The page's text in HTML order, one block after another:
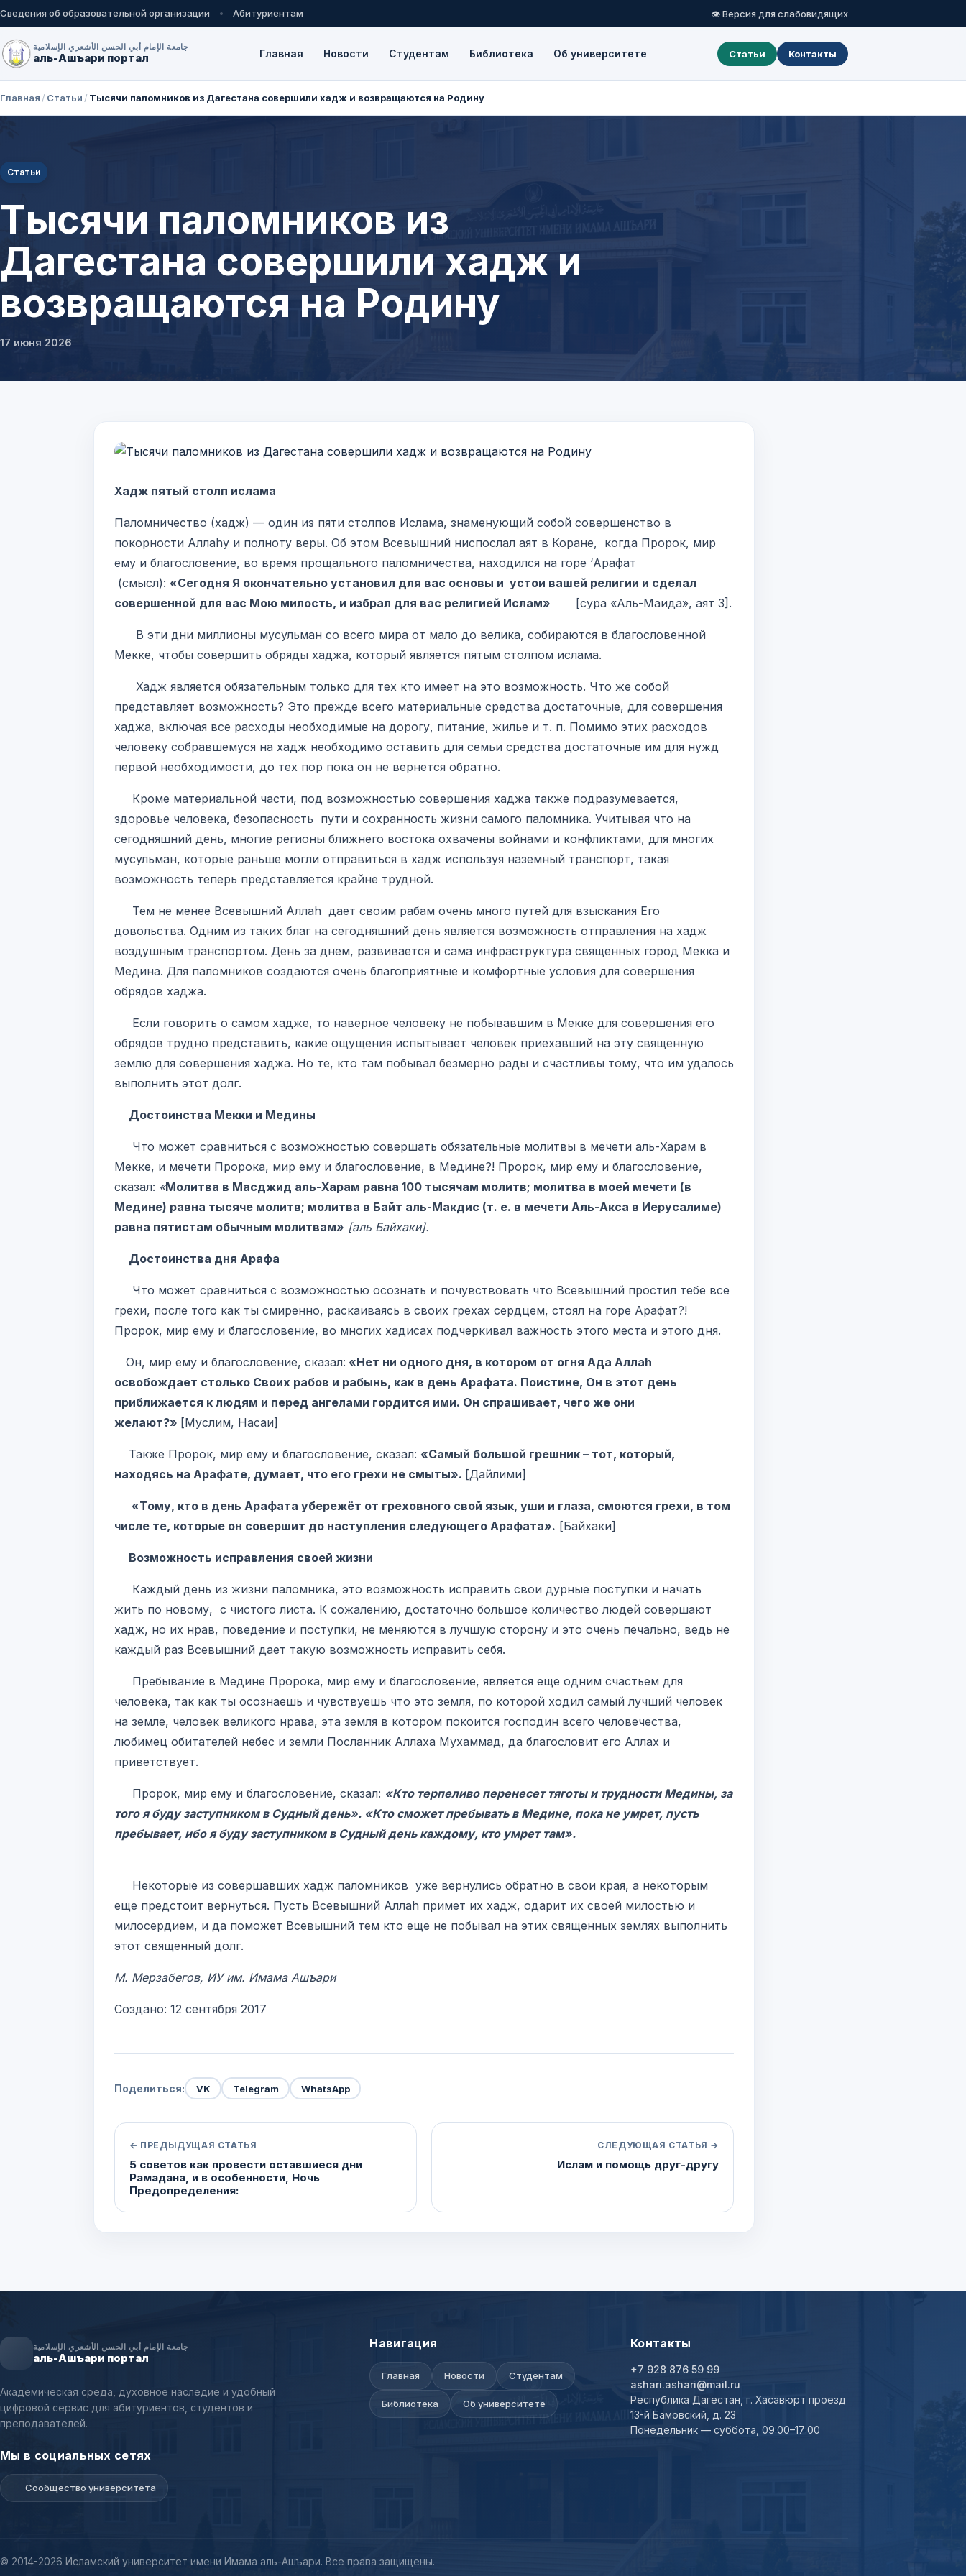
Сведения об образовательной организации Абитуриентам 👁 Версия для слабовидящих
جامعة الإمام أبي الحسن الأشعري الإسلامية
аль-Ашъари портал Главная Новости Студентам Библиотека Об университете Статьи Контакты
Главная / Статьи / Тысячи паломников из Дагестана совершили хадж и возвращаются на Родину
Статьи
Тысячи паломников из
Дагестана совершили хадж и
возвращаются на Родину
17 июня 2026
Хадж пятый столп ислама
Паломничество (хадж) — один из пяти столпов Ислама, знаменующий собой совершенство в
покорности Аллаhу и полноту веры. Об этом Всевышний ниспослал аят в Коране, когда Пророк, мир
ему и благословение, во время прощального паломничества, находился на горе ‘Арафат
(смысл): «Сегодня Я окончательно установил для вас основы и устои вашей религии и сделал
совершенной для вас Мою милость, и избрал для вас религией Ислам» [сура «Аль-Маида», аят 3].
В эти дни миллионы мусульман со всего мира от мало до велика, собираются в благословенной
Мекке, чтобы совершить обряды хаджа, который является пятым столпом ислама.
Хадж является обязательным только для тех кто имеет на это возможность. Что же собой
представляет возможность? Это прежде всего материальные средства достаточные, для совершения
хаджа, включая все расходы необходимые на дорогу, питание, жилье и т. п. Помимо этих расходов
человеку собравшемуся на хадж необходимо оставить для семьи средства достаточные им для нужд
первой необходимости, до тех пор пока он не вернется обратно.
Кроме материальной части, под возможностью совершения хаджа также подразумевается,
здоровье человека, безопасность пути и сохранность жизни самого паломника. Учитывая что на
сегодняшний день, многие регионы ближнего востока охвачены войнами и конфликтами, для многих
мусульман, которые раньше могли отправиться в хадж используя наземный транспорт, такая
возможность теперь представляется крайне трудной.
Тем не менее Всевышний Аллаh дает своим рабам очень много путей для взыскания Его
довольства. Одним из таких благ на сегодняшний день является возможность отправления на хадж
воздушным транспортом. День за днем, развивается и сама инфраструктура священных город Мекка и
Медина. Для паломников создаются очень благоприятные и комфортные условия для совершения
обрядов хаджа.
Если говорить о самом хадже, то наверное человеку не побывавшим в Мекке для совершения его
обрядов трудно представить, какие ощущения испытывает человек приехавший на эту священную
землю для совершения хаджа. Но те, кто там побывал безмерно рады и счастливы тому, что им удалось
выполнить этот долг.
Достоинства Мекки и Медины
Что может сравниться с возможностью совершать обязательные молитвы в мечети аль-Харам в
Мекке, и мечети Пророка, мир ему и благословение, в Медине?! Пророк, мир ему и благословение,
сказал: «Молитва в Масджид аль-Харам равна 100 тысячам молитв; молитва в моей мечети (в
Медине) равна тысяче молитв; молитва в Байт аль-Макдис (т. е. в мечети Аль-Акса в Иерусалиме)
равна пятистам обычным молитвам» [аль Байхаки].
Достоинства дня Арафа
Что может сравниться с возможностью осознать и почувствовать что Всевышний простил тебе все
грехи, после того как ты смиренно, раскаиваясь в своих грехах сердцем, стоял на горе Арафат?!
Пророк, мир ему и благословение, во многих хадисах подчеркивал важность этого места и этого дня.
Он, мир ему и благословение, сказал: «Нет ни одного дня, в котором от огня Ада Аллаh
освобождает столько Своих рабов и рабынь, как в день Арафата. Поистине, Он в этот день
приближается к людям и перед ангелами гордится ими. Он спрашивает, чего же они
желают?» [Муслим, Насаи]
Также Пророк, мир ему и благословение, сказал: «Самый большой грешник – тот, который,
находясь на Арафате, думает, что его грехи не смыты». [Дайлими]
«Тому, кто в день Арафата убережёт от греховного свой язык, уши и глаза, смоются грехи, в том
числе те, которые он совершит до наступления следующего Арафата». [Байхаки]
Возможность исправления своей жизни
Каждый день из жизни паломника, это возможность исправить свои дурные поступки и начать
жить по новому, с чистого листа. К сожалению, достаточно большое количество людей совершают
хадж, но их нрав, поведение и поступки, не меняются в лучшую сторону и это очень печально, ведь не
каждый раз Всевышний дает такую возможность исправить себя.
Пребывание в Медине Пророка, мир ему и благословение, является еще одним счастьем для
человека, так как ты осознаешь и чувствуешь что это земля, по которой ходил самый лучший человек
на земле, человек великого нрава, эта земля в котором покоится господин всего человечества,
любимец обитателей небес и земли Посланник Аллаха Мухаммад, да благословит его Аллах и
приветствует.
Пророк, мир ему и благословение, сказал: «Кто терпеливо перенесет тяготы и трудности Медины, за
того я буду заступником в Судный день». «Кто сможет пребывать в Медине, пока не умрет, пусть
пребывает, ибо я буду заступником в Судный день каждому, кто умрет там».
Некоторые из совершавших хадж паломников уже вернулись обратно в свои края, а некоторым
еще предстоит вернуться. Пусть Всевышний Аллаh примет их хадж, одарит их своей милостью и
милосердием, и да поможет Всевышний тем кто еще не побывал на этих священных землях выполнить
этот священный долг.
М. Мерзабегов, ИУ им. Имама Ашъари
Создано: 12 сентября 2017
Поделиться: VK Telegram WhatsApp
← ПРЕДЫДУЩАЯ СТАТЬЯ
5 советов как провести оставшиеся дни
Рамадана, и в особенности, Ночь
Предопределения:
СЛЕДУЮЩАЯ СТАТЬЯ →
Ислам и помощь друг-другу
جامعة الإمام أبي الحسن الأشعري الإسلامية
аль-Ашъари портал
Академическая среда, духовное наследие и удобный
цифровой сервис для абитуриентов, студентов и
преподавателей.
Навигация
Главная Новости Студентам
Библиотека Об университете
Контакты
+7 928 876 59 99
ashari.ashari@mail.ru
Республика Дагестан, г. Хасавюрт проезд
13-й Бамовский, д. 23
Понедельник — суббота, 09:00–17:00
Мы в социальных сетях
Сообщество университета
© 2014-2026 Исламский университет имени Имама аль-Ашъари. Все права защищены.